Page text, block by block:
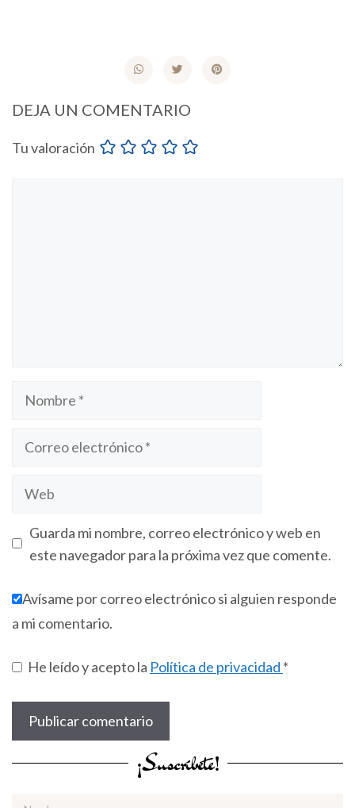
DEJA UN COMENTARIO
Tu valoración
Guarda mi nombre, correo electrónico y web en
este navegador para la próxima vez que comente.
Avísame por correo electrónico si alguien responde
a mi comentario.
He leído y acepto la Política de privacidad *
¡Suscríbete!